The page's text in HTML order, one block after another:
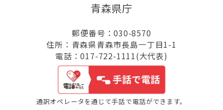
青森県庁
郵便番号：030-8570
住所：青森県青森市長島一丁目1-1
電話：017-722-1111(大代表)
通訳オペレータを通じて手話で電話ができます。